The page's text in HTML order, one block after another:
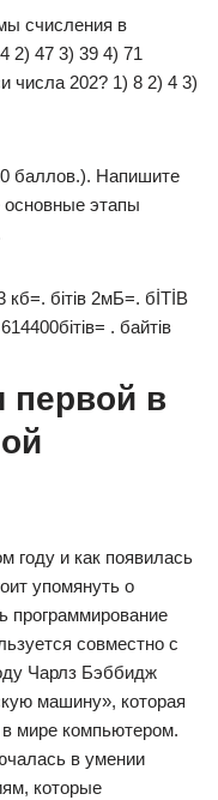
счисления в
2) 47 3) 39 4) 71​
числа 202? 1) 8 2) 4 3)
баллов.). Напишите
основные этапы
кб=. бiтiв 2мБ=. бİTİB
. байтів
первой в
году и как появилась
упомянуть о
программирование
совместно с
Чарлз Бэббидж
машину», которая
мире компьютером.
в умении
которые